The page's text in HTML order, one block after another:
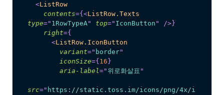
<ListRow
contents={ <ListRow.Texts
type=" 1RowTypeA" top=" IconButton " /> }
right={
<ListRow.IconButton
variant=" border"
iconSize={ 16 }
aria-label=" 위로화살표 "
src=" https://static.toss.im/icons/png/4x/i